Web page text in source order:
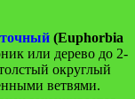
(Euphorbia
или дерево до 2-
округлый
ветвями.